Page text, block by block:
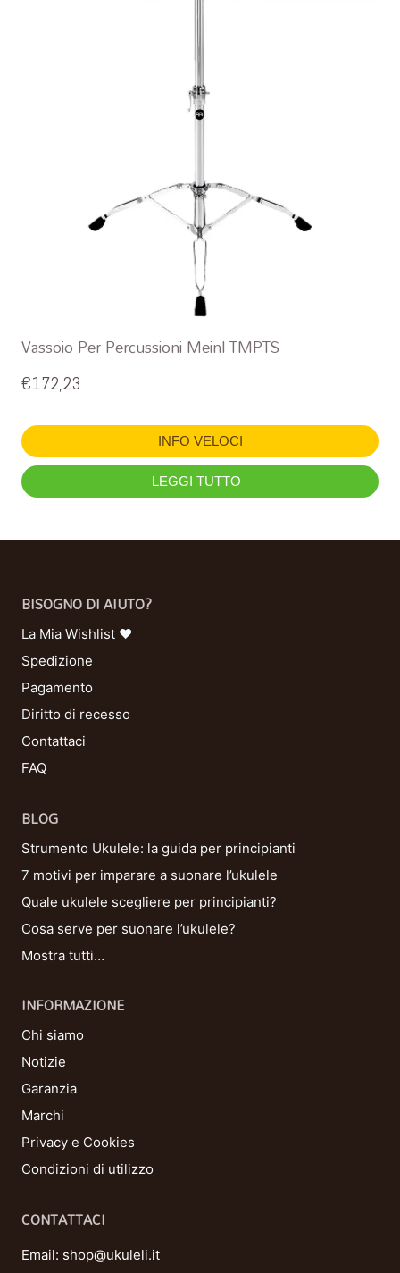
Vassoio Per Percussioni Meinl TMPTS
€172,23
INFO VELOCI
LEGGI TUTTO
BISOGNO DI AIUTO?
La Mia Wishlist ❤
Spedizione
Pagamento
Diritto di recesso
Contattaci
FAQ
BLOG
Strumento Ukulele: la guida per principianti
7 motivi per imparare a suonare l’ukulele
Quale ukulele scegliere per principianti?
Cosa serve per suonare l’ukulele?
Mostra tutti…
INFORMAZIONE
Chi siamo
Notizie
Garanzia
Marchi
Privacy e Cookies
Condizioni di utilizzo
CONTATTACI
Email: shop@ukuleli.it